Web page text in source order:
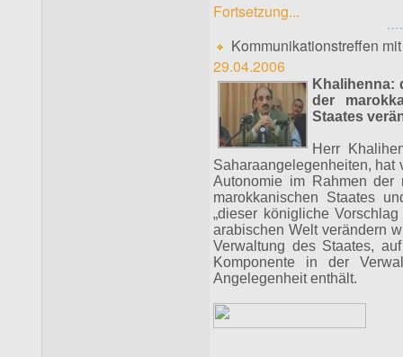
Fortsetzung...
Kommunikationstreffen
29.04.2006
Khalihenna:
der
Staates
Herr
Saharaangelegenheiten, hat
Autonomie im Rahmen der
marokkanischen Staates
„dieser königliche
arabischen Welt verändern
Verwaltung des Staates,
Komponente in der
Angelegenheit enthält.